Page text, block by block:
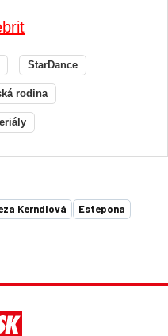
StarDance
rodina
Kerndlová Estepona